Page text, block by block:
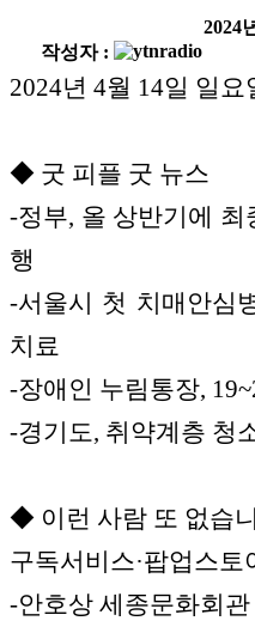
2024
작성자 :
2024년 4월 14일 일
◆ 굿 피플 굿 뉴스
-정부, 올 상반기에
행
-서울시 첫 치매안심
치료
-장애인 누림통장,
-경기도, 취약계층 청
◆ 이런 사람 또 없습
구독서비스·팝업스
-안호상 세종문화회